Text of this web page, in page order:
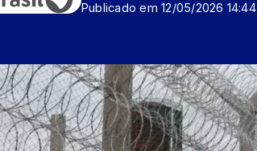
Publicado em 12/05/2026 14:44